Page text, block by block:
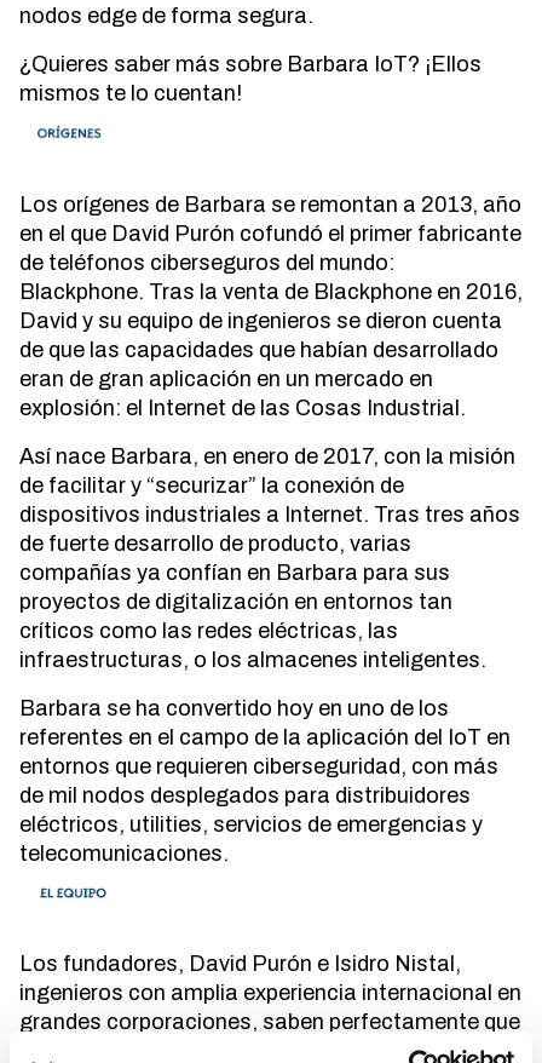
nodos edge de forma segura.
¿Quieres saber más sobre Barbara IoT? ¡Ellos
mismos te lo cuentan!
Los orígenes de Barbara se remontan a 2013, año
en el que David Purón cofundó el primer fabricante
de teléfonos ciberseguros del mundo:
Blackphone. Tras la venta de Blackphone en 2016,
David y su equipo de ingenieros se dieron cuenta
de que las capacidades que habían desarrollado
eran de gran aplicación en un mercado en
explosión: el Internet de las Cosas Industrial.
Así nace Barbara, en enero de 2017, con la misión
de facilitar y “securizar” la conexión de
dispositivos industriales a Internet. Tras tres años
de fuerte desarrollo de producto, varias
compañías ya confían en Barbara para sus
proyectos de digitalización en entornos tan
críticos como las redes eléctricas, las
infraestructuras, o los almacenes inteligentes.
Barbara se ha convertido hoy en uno de los
referentes en el campo de la aplicación del IoT en
entornos que requieren ciberseguridad, con más
de mil nodos desplegados para distribuidores
eléctricos, utilities, servicios de emergencias y
telecomunicaciones.
Los fundadores, David Purón e Isidro Nistal,
ingenieros con amplia experiencia internacional en
grandes corporaciones, saben perfectamente que
aquellas compañías que no adopten el IoT y el